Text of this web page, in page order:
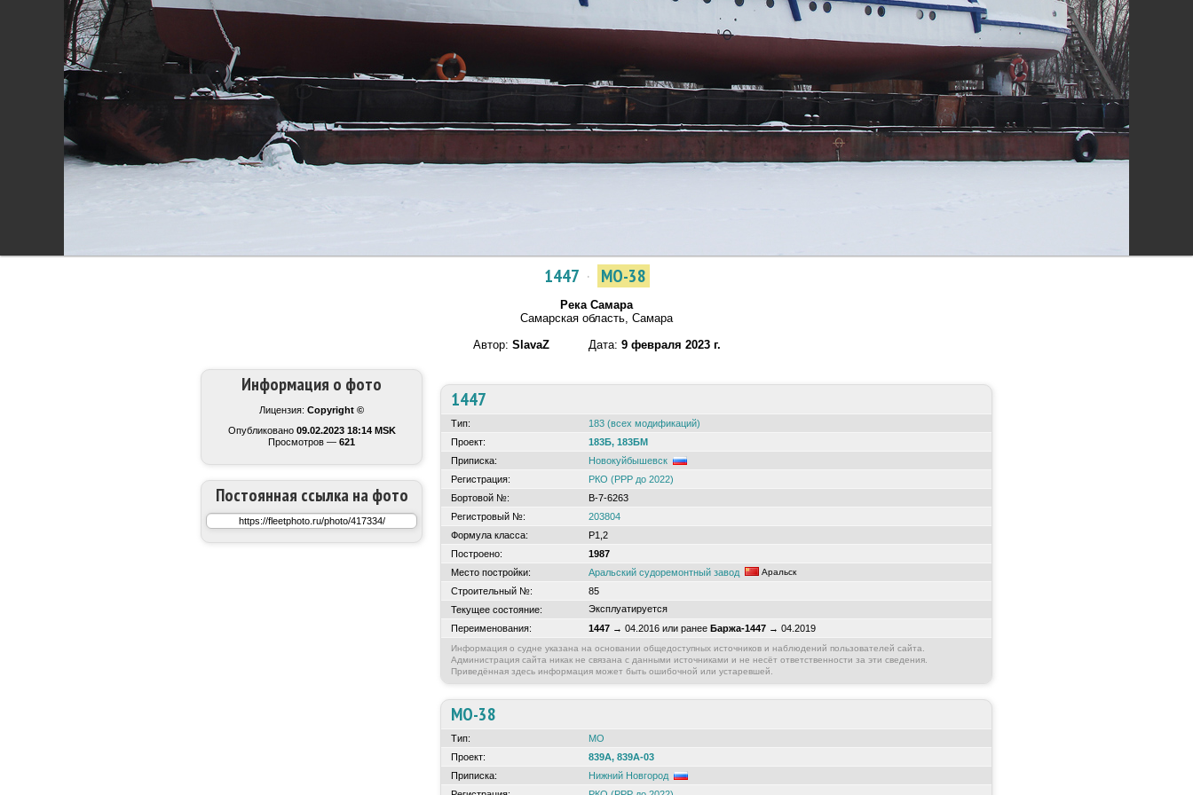
1447 · МО-38
Река Самара
Самарская область, Самара
Автор: SlavaZДата: 9 февраля 2023 г.
Информация о фото
Лицензия: Copyright ©
Опубликовано 09.02.2023 18:14 MSK
Просмотров — 621
Постоянная ссылка на фото
1447
Тип:
183 (всех модификаций)
Проект:
183Б, 183БМ
Приписка:
Новокуйбышевск
Регистрация:
РКО (РРР до 2022)
Бортовой №:
В-7-6263
Регистровый №:
203804
Формула класса:
Р1,2
Построено:
1987
Место постройки:
Аральский судоремонтный завод Аральск
Строительный №:
85
Текущее состояние:
Эксплуатируется
Переименования:
1447 → 04.2016 или ранее Баржа-1447 → 04.2019
Информация о судне указана на основании общедоступных источников и наблюдений пользователей сайта.
Администрация сайта никак не связана с данными источниками и не несёт ответственности за эти сведения.
Приведённая здесь информация может быть ошибочной или устаревшей.
МО-38
Тип:
МО
Проект:
839А, 839А-03
Приписка:
Нижний Новгород